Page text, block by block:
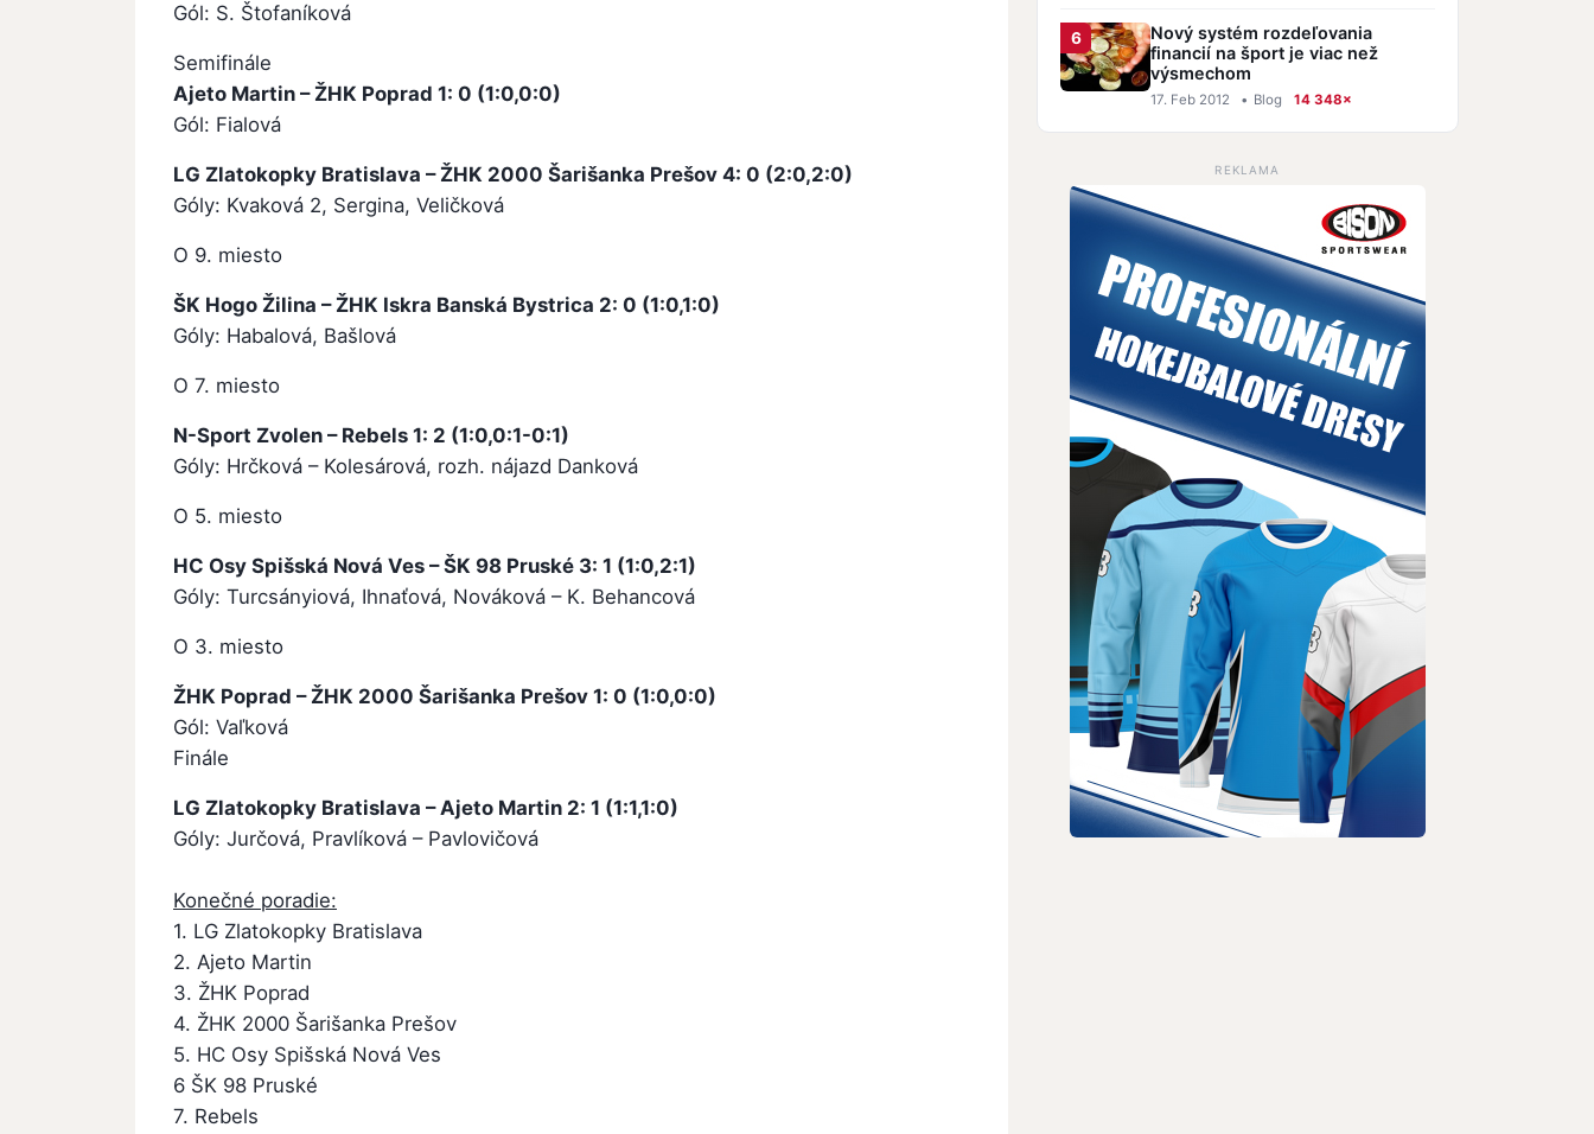
Gól: S. Štofaníková
Semifinále
Ajeto Martin – ŽHK Poprad 1: 0 (1:0,0:0)
Gól: Fialová
LG Zlatokopky Bratislava – ŽHK 2000 Šarišanka Prešov 4: 0 (2:0,2:0)
Góly: Kvaková 2, Sergina, Veličková
O 9. miesto
ŠK Hogo Žilina – ŽHK Iskra Banská Bystrica 2: 0 (1:0,1:0)
Góly: Habalová, Bašlová
O 7. miesto
N-Sport Zvolen – Rebels 1: 2 (1:0,0:1-0:1)
Góly: Hrčková – Kolesárová, rozh. nájazd Danková
O 5. miesto
HC Osy Spišská Nová Ves – ŠK 98 Pruské 3: 1 (1:0,2:1)
Góly: Turcsányiová, Ihnaťová, Nováková – K. Behancová
O 3. miesto
ŽHK Poprad – ŽHK 2000 Šarišanka Prešov 1: 0 (1:0,0:0)
Gól: Vaľková
Finále
LG Zlatokopky Bratislava – Ajeto Martin 2: 1 (1:1,1:0)
Góly: Jurčová, Pravlíková – Pavlovičová
Konečné poradie:
1. LG Zlatokopky Bratislava
2. Ajeto Martin
3. ŽHK Poprad
4. ŽHK 2000 Šarišanka Prešov
5. HC Osy Spišská Nová Ves
6 ŠK 98 Pruské
7. Rebels
Nový systém rozdeľovania
financií na šport je viac než
výsmechom
17. Feb 2012 • Blog 14 348×
REKLAMA